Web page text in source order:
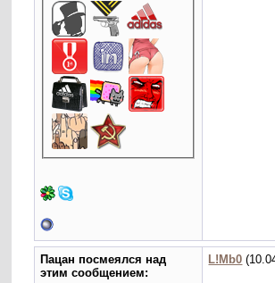
Пацан посмеялся над
этим сообщением:
L!Mb0